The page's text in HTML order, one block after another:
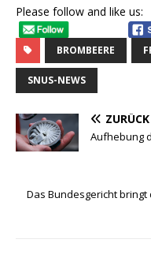
Please follow and like us:
BROMBEERE
SNUS-NEWS
ZURÜCK
Aufhebung
Das Bundesgericht bringt